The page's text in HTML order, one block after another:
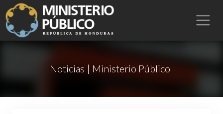
Noticias | Ministerio Público